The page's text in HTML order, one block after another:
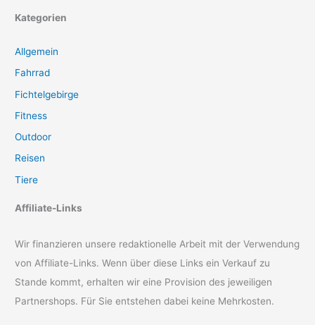
Kategorien
Allgemein
Fahrrad
Fichtelgebirge
Fitness
Outdoor
Reisen
Tiere
Affiliate-Links
Wir finanzieren unsere redaktionelle Arbeit mit der Verwendung
von Affiliate-Links. Wenn über diese Links ein Verkauf zu
Stande kommt, erhalten wir eine Provision des jeweiligen
Partnershops. Für Sie entstehen dabei keine Mehrkosten.